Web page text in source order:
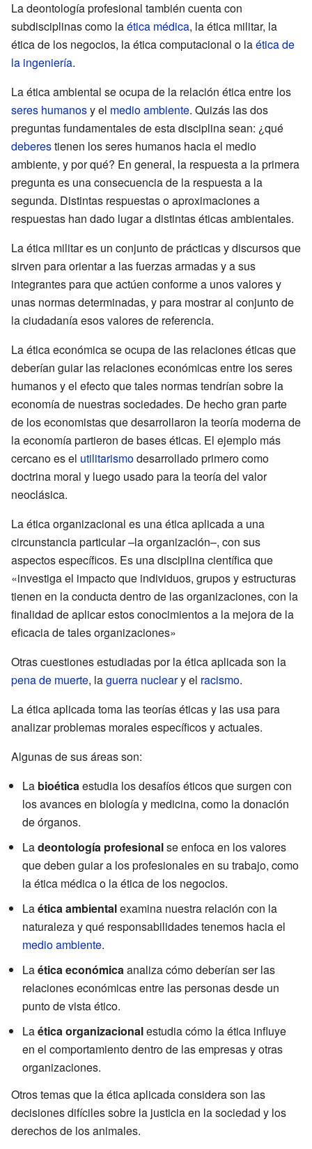
La deontología profesional también cuenta con
subdisciplinas como laética médica, la ética militar, la
ética de los negocios, la ética computacional o laética de
la ingeniería.
La ética ambiental se ocupa de la relación ética entre los
seres humanosy el medio ambiente. Quizás las dos
preguntas fundamentales de esta disciplina sean: ¿qué
deberestienen los seres humanos hacia el medio
ambiente, y por qué? En general, la respuesta a la primera
pregunta es una consecuencia de la respuesta a la
segunda. Distintas respuestas o aproximaciones a
respuestas han dado lugar a distintas éticas ambientales.
La ética militar es un conjunto de prácticas y discursos que
sirven para orientar a las fuerzas armadas y a sus
integrantes para que actúen conforme a unos valores y
unas normas determinadas, y para mostrar al conjunto de
la ciudadanía esos valores de referencia.
La ética económica se ocupa de las relaciones éticas que
deberían guiar las relaciones económicas entre los seres
humanos y el efecto que tales normas tendrían sobre la
economía de nuestras sociedades. De hecho gran parte
de los economistas que desarrollaron la teoría moderna de
la economía partieron de bases éticas. El ejemplo más
cercano es el utilitarismodesarrollado primero como
doctrina moral y luego usado para la teoría del valor
neoclásica.
La ética organizacional es una ética aplicada a una
circunstancia particular –la organización–, con sus
aspectos específicos. Es una disciplina científica que
«investiga el impacto que individuos, grupos y estructuras
tienen en la conducta dentro de las organizaciones, con la
finalidad de aplicar estos conocimientos a la mejora de la
eficacia de tales organizaciones»
Otras cuestiones estudiadas por la ética aplicada son la
pena de muerte, laguerra nucleary el racismo.
La ética aplicada toma las teorías éticas y las usa para
analizar problemas morales específicos y actuales.
Algunas de sus áreas son:
La bioéticaestudia los desafíos éticos que surgen con
los avances en biología y medicina, como la donación
de órganos.
Ladeontología profesionalse enfoca en los valores
que deben guiar a los profesionales en su trabajo, como
la ética médica o la ética de los negocios.
Laética ambientalexamina nuestra relación con la
naturaleza y qué responsabilidades tenemos hacia el
medio ambiente.
Laética económicaanaliza cómo deberían ser las
relaciones económicas entre las personas desde un
punto de vista ético.
Laética organizacionalestudia cómo la ética influye
en el comportamiento dentro de las empresas y otras
organizaciones.
Otros temas que la ética aplicada considera son las
decisiones difíciles sobre la justicia en la sociedad y los
derechos de los animales.